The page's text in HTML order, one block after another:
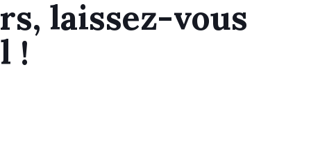
laissez-vous
!